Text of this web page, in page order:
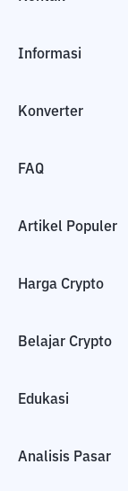
Informasi
Konverter
FAQ
Artikel Populer
Harga Crypto
Belajar Crypto
Edukasi
Analisis Pasar